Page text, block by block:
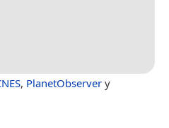
, PlanetObserver y